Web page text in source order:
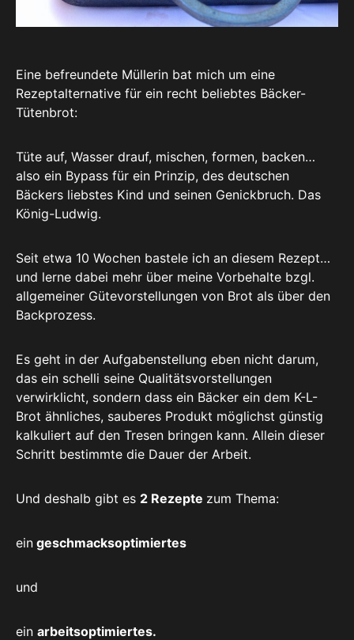
Eine befreundete Müllerin bat mich um eine
Rezeptalternative für ein recht beliebtes Bäcker-
Tütenbrot:
Tüte auf, Wasser drauf, mischen, formen, backen…
also ein Bypass für ein Prinzip, des deutschen
Bäckers liebstes Kind und seinen Genickbruch. Das
König-Ludwig.
Seit etwa 10 Wochen bastele ich an diesem Rezept…
und lerne dabei mehr über meine Vorbehalte bzgl.
allgemeiner Gütevorstellungen von Brot als über den
Backprozess.
Es geht in der Aufgabenstellung eben nicht darum,
das ein schelli seine Qualitätsvorstellungen
verwirklicht, sondern dass ein Bäcker ein dem K-L-
Brot ähnliches, sauberes Produkt möglichst günstig
kalkuliert auf den Tresen bringen kann. Allein dieser
Schritt bestimmte die Dauer der Arbeit.
Und deshalb gibt es 2 Rezepte zum Thema:
ein geschmacksoptimiertes
und
ein arbeitsoptimiertes.